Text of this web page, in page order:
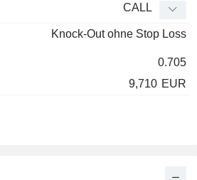
CALL
Knock-Out ohne Stop Loss
0.705
9,710 EUR